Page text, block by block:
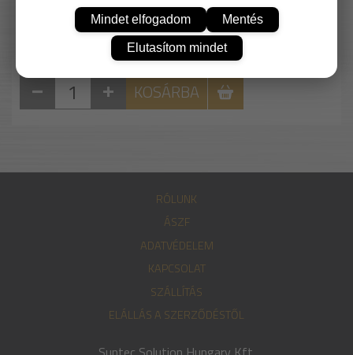
KOSÁRBA
RÓLUNK
ÁSZF
ADATVÉDELEM
KAPCSOLAT
SZÁLLÍTÁS
ELÁLLÁS A SZERZŐDÉSTŐL
Mindet elfogadom Mentés
Elutasítom mindet